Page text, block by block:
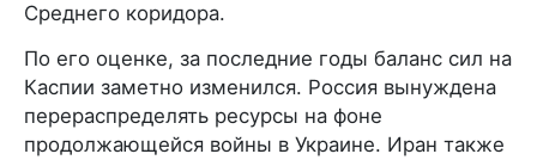
Среднего коридора.
По его оценке, за последние годы баланс сил на
Каспии заметно изменился. Россия вынуждена
перераспределять ресурсы на фоне
продолжающейся войны в Украине. Иран также